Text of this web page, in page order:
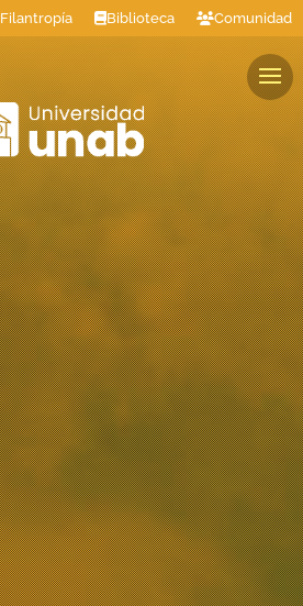
Filantropía Biblioteca Comunidad
Colaboradores Graduados